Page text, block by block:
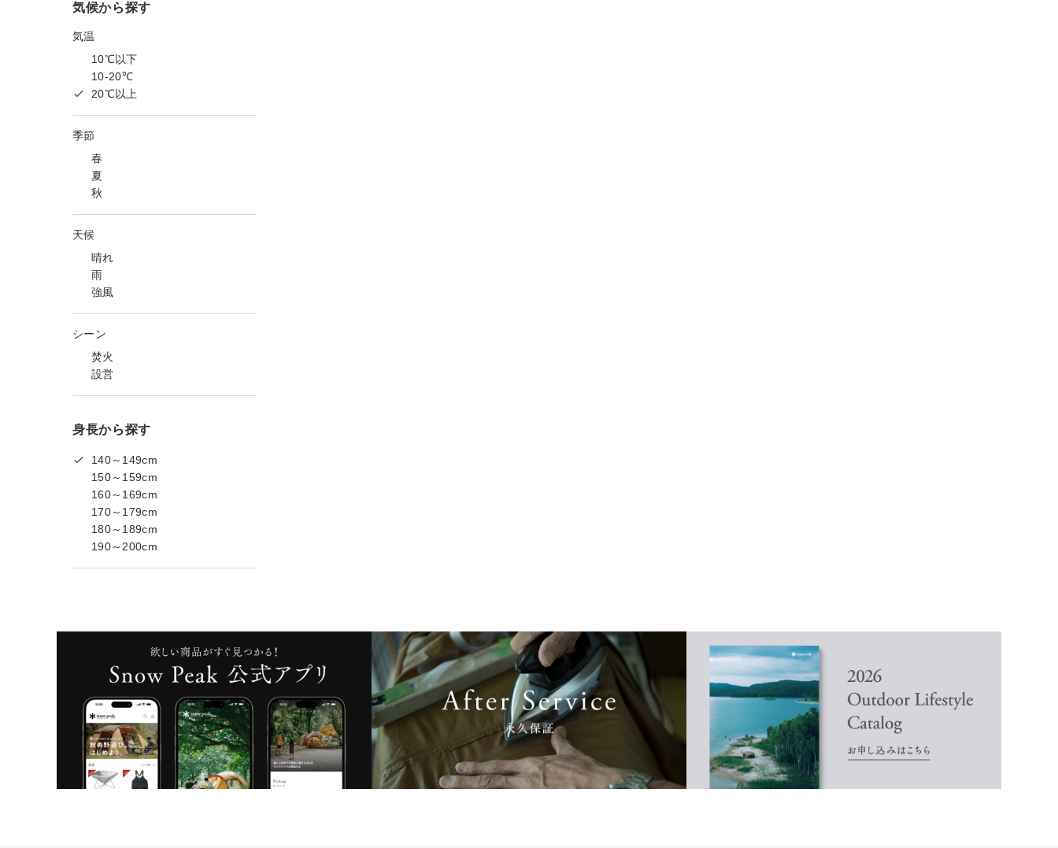
気候から探す
気温
10℃以下
10-20℃
20℃以上
季節
春
夏
秋
天候
晴れ
雨
強風
シーン
焚火
設営
身長から探す
140～149cm
150～159cm
160～169cm
170～179cm
180～189cm
190～200cm